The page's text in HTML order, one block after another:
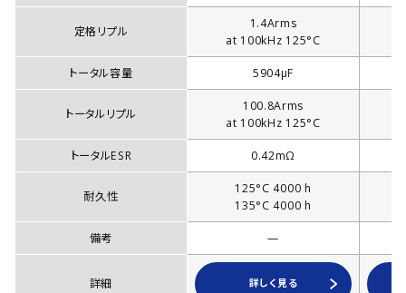
定格リプル
1.4Arms
at 100kHz 125°C
トータル容量 5904µF
トータルリプル
100.8Arms
at 100kHz 125°C
トータルESR 0.42mΩ
耐久性
125°C 4000 h
135°C 4000 h
備考 —
詳細 詳しく見る